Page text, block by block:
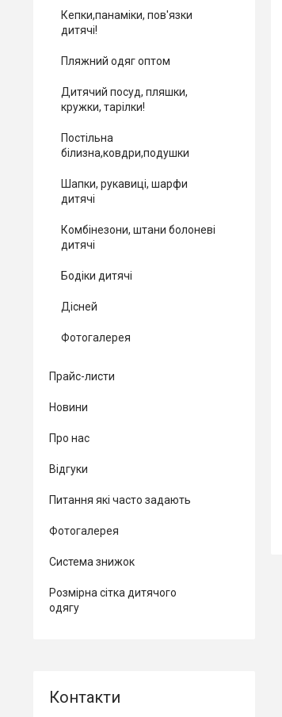
Кепки,панаміки, пов'язки
дитячі!
Пляжний одяг оптом
Дитячий посуд, пляшки,
кружки, тарілки!
Постільна
білизна,ковдри,подушки
Шапки, рукавиці, шарфи
дитячі
Комбінезони, штани болоневі
дитячі
Бодіки дитячі
Дісней
Фотогалерея
Прайс-листи
Новини
Про нас
Відгуки
Питання які часто задають
Фотогалерея
Система знижок
Розмірна сітка дитячого
одягу